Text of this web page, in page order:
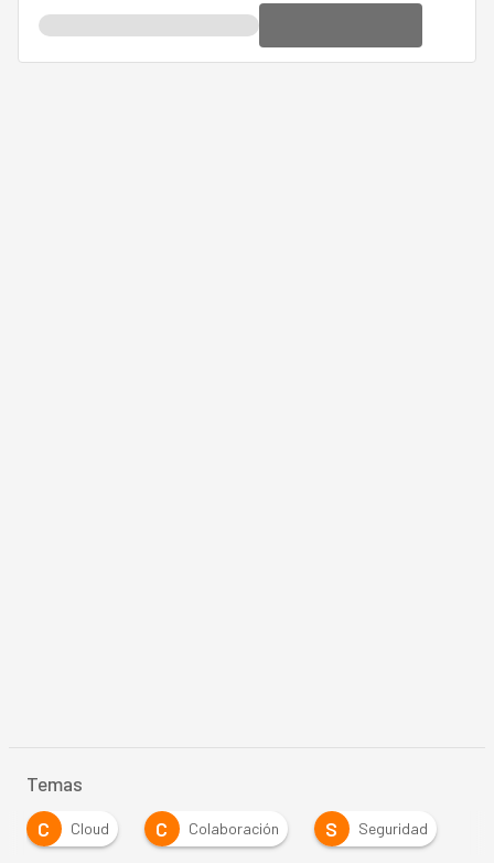
Temas
C
Cloud C Colaboración S
Seguridad